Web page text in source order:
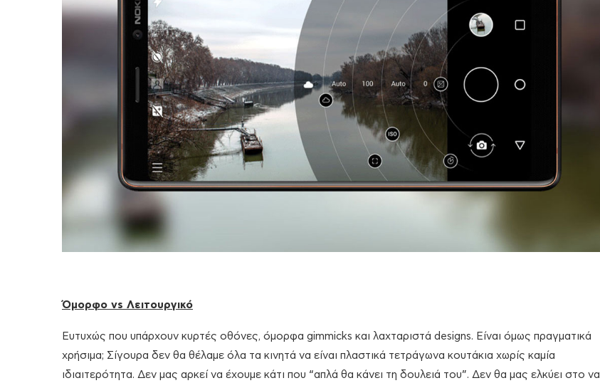
Όμορφο vs Λειτουργικό
Ευτυχώς που υπάρχουν κυρτές οθόνες, όμορφα gimmicks και λαχταριστά designs. Είναι όμως πραγματικά
χρήσιμα; Σίγουρα δεν θα θέλαμε όλα τα κινητά να είναι πλαστικά τετράγωνα κουτάκια χωρίς καμία
ιδιαιτερότητα. Δεν μας αρκεί να έχουμε κάτι που “απλά θα κάνει τη δουλειά του”. Δεν θα μας ελκύει στο να